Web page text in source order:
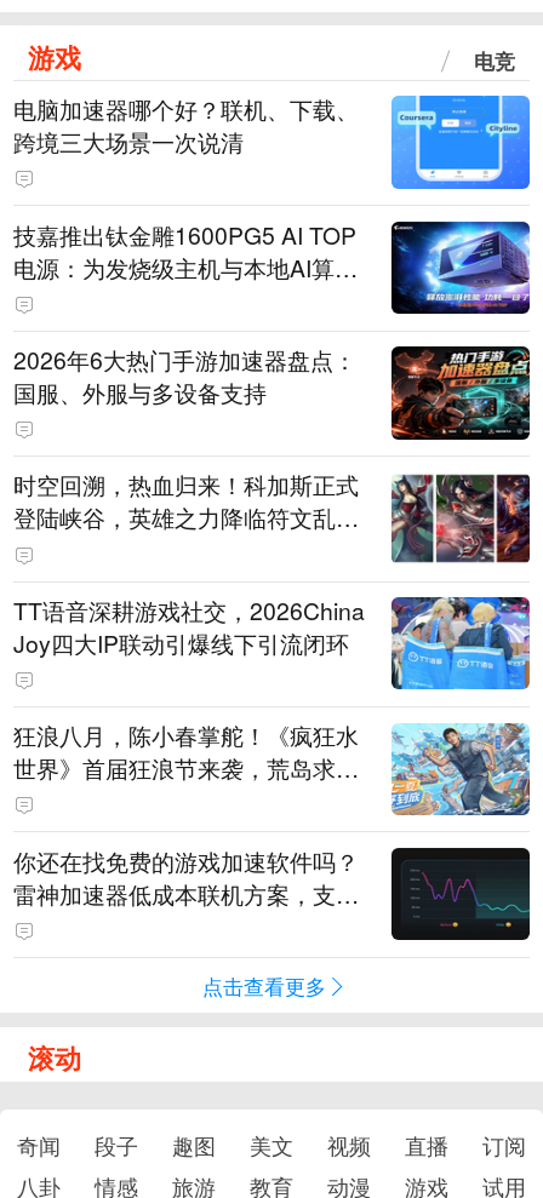
游戏 电竞
电脑加速器哪个好？联机、下载、
跨境三大场景一次说清
技嘉推出钛金雕1600PG5 AI TOP
电源：为发烧级主机与本地AI算力
打造旗舰供电方案
2026年6大热门手游加速器盘点：
国服、外服与多设备支持
时空回溯，热血归来！科加斯正式
登陆峡谷，英雄之力降临符文乱
斗！
TT语音深耕游戏社交，2026China
Joy四大IP联动引爆线下引流闭环
狂浪八月，陈小春掌舵！《疯狂水
世界》首届狂浪节来袭，荒岛求生
直播即将开启
你还在找免费的游戏加速软件吗？
雷神加速器低成本联机方案，支持
免费试用
点击查看更多
滚动
奇闻 段子 趣图 美文 视频 直播
订阅
八卦
情感 旅游 教育 动漫 游戏 试用